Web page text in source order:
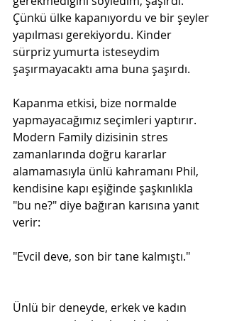
Çünkü ülke kapanıyordu ve bir şeyler
yapılması gerekiyordu. Kinder
sürpriz yumurta isteseydim
şaşırmayacaktı ama buna şaşırdı.
Kapanma etkisi, bize normalde
yapmayacağımız seçimleri yaptırır.
Modern Family dizisinin stres
zamanlarında doğru kararlar
alamamasıyla ünlü kahramanı Phil,
kendisine kapı eşiğinde şaşkınlıkla
"bu ne?" diye bağıran karısına yanıt
verir:
"Evcil deve, son bir tane kalmıştı."
Ünlü bir deneyde, erkek ve kadın